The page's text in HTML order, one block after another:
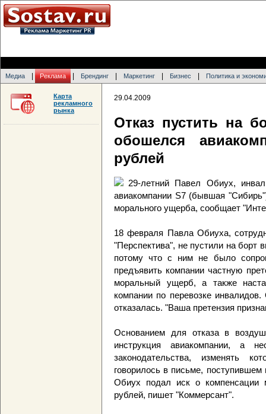
Медиа Реклама Брендинг Маркетинг Бизнес Политика и
29.04.2009
Отказ пустить на
обошелся
рублей
29-летний Павел Обиух,
авиакомпании S7 (бывшая
морального ущерба, сообщает
18 февраля Павла Обиуха,
"Перспектива", не пустили на
потому что с ним не было
предъявить компании частную
моральный ущерб, а также
компании по перевозке
отказалась. "Ваша претензия
Основанием для отказа в
инструкция авиакомпании, а
законодательства, изменять
говорилось в письме,
Обиух подал иск о компенсации
рублей, пишет "Коммерсант".
Карта
рекламного
рынка